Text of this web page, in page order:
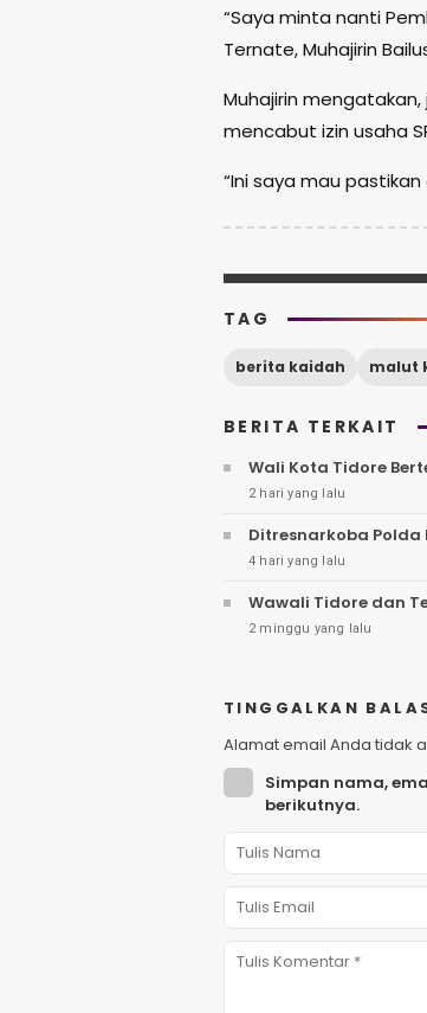
“Saya minta nanti
Ternate, Muhajirin
Muhajirin mengatakan,
mencabut izin usaha
“Ini saya mau
TAG
berita kaidah malut
BERITA TERKAIT
Wali Kota Tidore
2 hari yang lalu
Ditresnarkoba Polda
4 hari yang lalu
Wawali Tidore dan
2 minggu yang lalu
TINGGALKAN
Alamat email Anda tidak
Simpan nama,
berikutnya.